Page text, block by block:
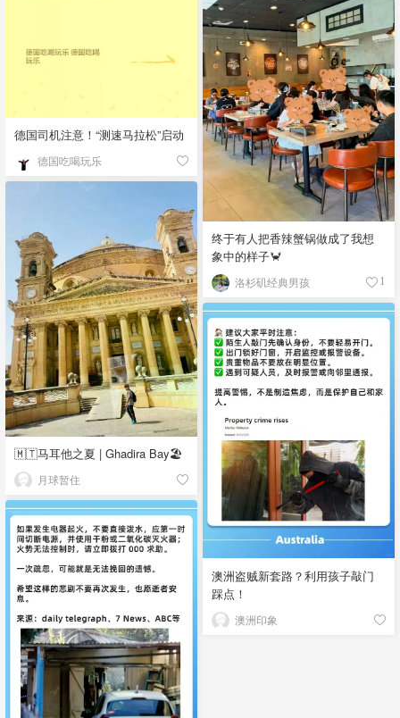
德国司机注意！“测速马拉松”启动
德国吃喝玩乐
终于有人把香辣蟹锅做成了我想
象中的样子🦀
洛杉矶经典男孩 1
🇲🇹马耳他之夏 | Ghadira Bay🏖️
月球暂住
澳洲盗贼新套路？利用孩子敲门
踩点！
澳洲印象